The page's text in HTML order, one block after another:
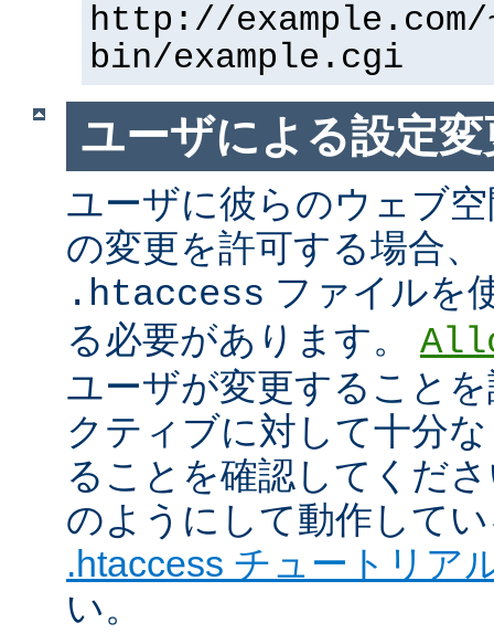
http://
bin/example.cgi
ユーザによる設定
ユーザに彼らのウェブ
の変更を許可する場合
.htaccess ファイルを
る必要があります。
ユーザが変更すること
クティブに対して十分
ることを確認してくだ
のようにして動作して
.htaccess チュートリア
い。